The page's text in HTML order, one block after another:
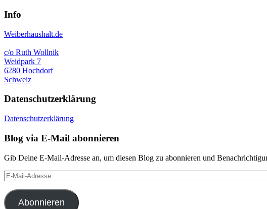
Info
Weiberhaushalt.de
c/o Ruth Wollnik
Weidpark 7
6280 Hochdorf
Schweiz
Datenschutzerklärung
Datenschutzerklärung
Blog via E-Mail abonnieren
Gib Deine E-Mail-Adresse an, um diesen Blog zu abonnieren und
E-
Mail-
Adresse
Abonnieren